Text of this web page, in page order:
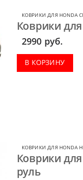
КОВРИКИ ДЛЯ HONDA
Коврики
2990 руб.
В КОРЗИНУ
КОВРИКИ ДЛЯ HONDA
Коврики
руль